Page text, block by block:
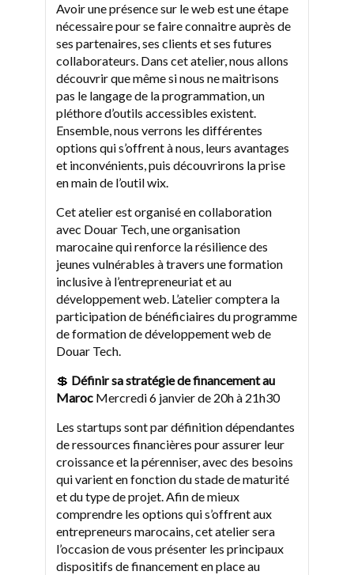
Avoir une présence sur le web est une étape
nécessaire pour se faire connaitre auprès de
ses partenaires, ses clients et ses futures
collaborateurs. Dans cet atelier, nous allons
découvrir que même si nous ne maitrisons
pas le langage de la programmation, un
pléthore d’outils accessibles existent.
Ensemble, nous verrons les différentes
options qui s’offrent à nous, leurs avantages
et inconvénients, puis découvrirons la prise
en main de l’outil wix.
Cet atelier est organisé en collaboration
avec Douar Tech, une organisation
marocaine qui renforce la résilience des
jeunes vulnérables à travers une formation
inclusive à l’entrepreneuriat et au
développement web. L’atelier comptera la
participation de bénéficiaires du programme
de formation de développement web de
Douar Tech.
💲 Définir sa stratégie de financement au
Maroc Mercredi 6 janvier de 20h à 21h30
Les startups sont par définition dépendantes
de ressources financières pour assurer leur
croissance et la pérenniser, avec des besoins
qui varient en fonction du stade de maturité
et du type de projet. Afin de mieux
comprendre les options qui s’offrent aux
entrepreneurs marocains, cet atelier sera
l’occasion de vous présenter les principaux
dispositifs de financement en place au